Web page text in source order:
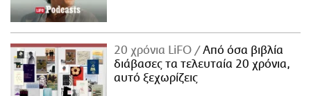
20 χρόνια LiFO
Από όσα βιβλία
διάβασες τα τελευταία 20 χρόνια,
αυτό ξεχωρίζεις